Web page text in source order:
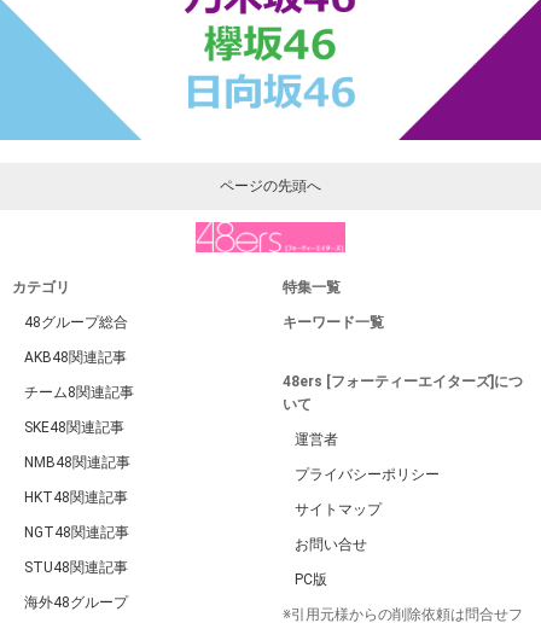
ページの先頭へ
カテゴリ
48グループ総合
AKB48関連記事
チーム8関連記事
SKE48関連記事
NMB48関連記事
HKT48関連記事
NGT48関連記事
STU48関連記事
海外48グループ
特集一覧
キーワード一覧
48ers [フォーティーエイターズ]につ
いて
運営者
プライバシーポリシー
サイトマップ
お問い合せ
PC版
※引用元様からの削除依頼は問合せフ